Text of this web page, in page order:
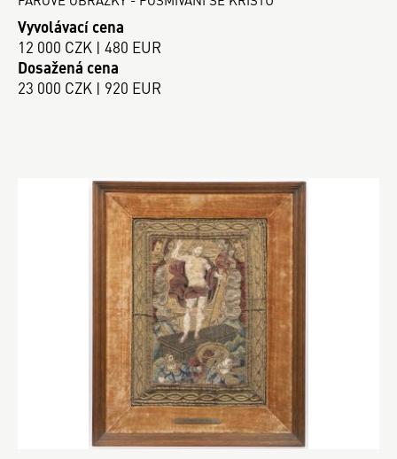
Vyvolávací cena
12 000 CZK | 480 EUR
Dosažená cena
23 000 CZK | 920 EUR